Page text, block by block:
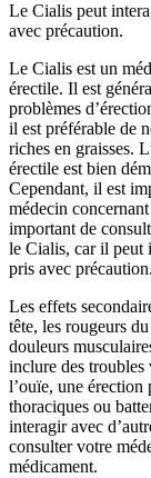
Le Cialis peut
avec précaution.
Le Cialis est un
érectile. Il est
problèmes
il est préférable de
riches en graisses.
érectile est bien
Cependant, il est
médecin
important de
le Cialis, car il peut
pris avec précaution.
Les effets
tête, les rougeurs
douleurs
inclure des
l’ouïe, une érection
thoraciques ou
interagir avec
consulter votre
médicament.